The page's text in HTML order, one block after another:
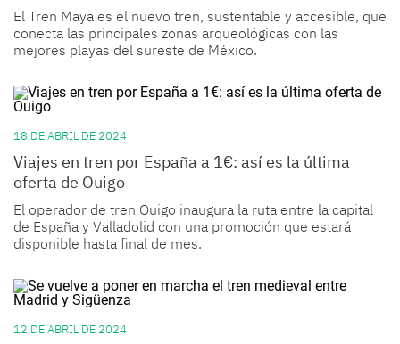
El Tren Maya es el nuevo tren, sustentable y accesible, que
conecta las principales zonas arqueológicas con las
mejores playas del sureste de México.
18 DE ABRIL DE 2024
Viajes en tren por España a 1€: así es la última
oferta de Ouigo
El operador de tren Ouigo inaugura la ruta entre la capital
de España y Valladolid con una promoción que estará
disponible hasta final de mes.
12 DE ABRIL DE 2024